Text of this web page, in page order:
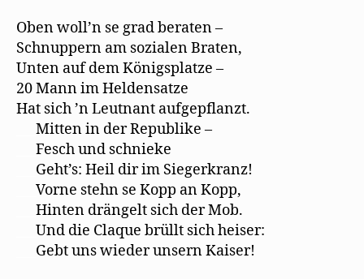
Oben woll’n se grad beraten –
Schnuppern am sozialen Braten,
Unten auf dem Königsplatze –
20 Mann im Heldensatze
Hat sich ’n Leutnant aufgepﬂanzt.
Mitten in der Republike –
Fesch und schnieke
Geht’s: Heil dir im Siegerkranz!
Vorne stehn se Kopp an Kopp,
Hinten drängelt sich der Mob.
Und die Claque brüllt sich heiser:
Gebt uns wieder unsern Kaiser!